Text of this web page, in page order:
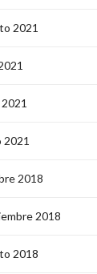
2021
2021
2018
2018
2018